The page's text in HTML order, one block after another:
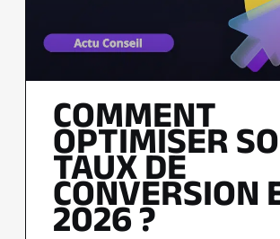
COMMENT
OPTIMISER
TAUX DE
CONVERSION
2026 ?